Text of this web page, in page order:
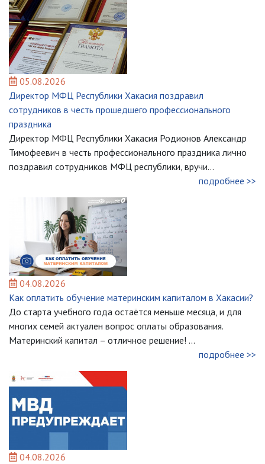
05.08.2026
Директор МФЦ Республики Хакасия поздравил
сотрудников в честь прошедшего профессионального
праздника
Директор МФЦ Республики Хакасия Родионов Александр
Тимофеевич в честь профессионального праздника лично
поздравил сотрудников МФЦ республики, вручи...
подробнее >>
04.08.2026
Как оплатить обучение материнским капиталом в Хакасии?
До старта учебного года остаётся меньше месяца, и для
многих семей актуален вопрос оплаты образования.
Материнский капитал – отличное решение! ...
подробнее >>
04.08.2026